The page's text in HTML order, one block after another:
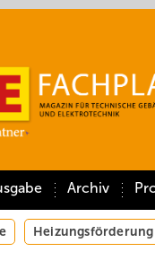
Archiv
Heizungsförderung